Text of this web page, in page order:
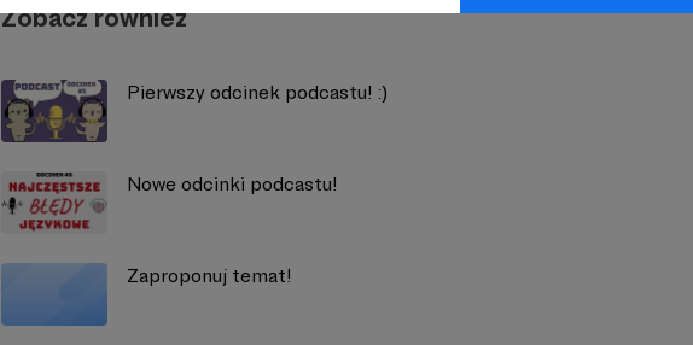
Zobacz również
Pierwszy odcinek podcastu! :)
Nowe odcinki podcastu!
Zaproponuj temat!